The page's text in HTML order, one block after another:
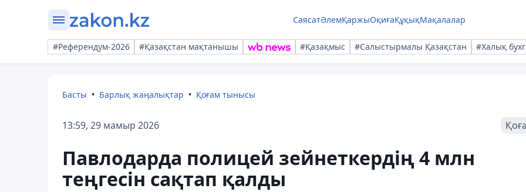
СаясатӘлемҚаржыОқиғаҚұқықМақалалар
#Референдум-2026 #Қазақстан мақтанышы #Қазақмыс #Салыстырмалы Қазақстан #Халық
Басты Барлық жаңалықтар Қоғам тынысы
13:59, 29 мамыр 2026
Павлодарда полицей зейнеткердің 4 млн
теңгесін сақтап қалды